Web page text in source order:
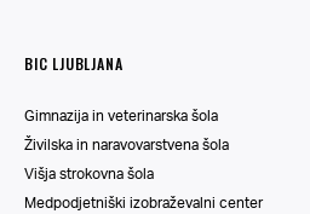
BIC LJUBLJANA
Gimnazija in veterinarska šola
Živilska in naravovarstvena šola
Višja strokovna šola
Medpodjetniški izobraževalni center